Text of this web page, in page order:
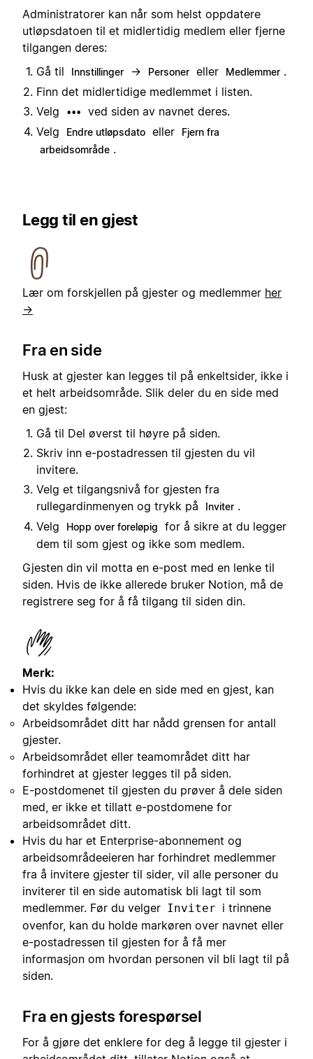
Administratorer kan når som helst oppdatere
utløpsdatoen til et midlertidig medlem eller fjerne
tilgangen deres:
Gå til
Innstillinger → Personer eller Medlemmer .
Finn det midlertidige medlemmet i listen.
Velg
•••
ved siden av navnet deres.
Velg
Endre utløpsdato eller
Fjern fra
arbeidsområde .
Legg til en gjest
Lær om forskjellen på gjester og medlemmer her
→
Fra en side
Husk at gjester kan legges til på enkeltsider, ikke i
et helt arbeidsområde. Slik deler du en side med
en gjest:
Gå til Del øverst til høyre på siden.
Skriv inn e-postadressen til gjesten du vil
invitere.
Velg et tilgangsnivå for gjesten fra
rullegardinmenyen og trykk på
Inviter .
Velg
Hopp over foreløpig
for å sikre at du legger
dem til som gjest og ikke som medlem.
Gjesten din vil motta en e-post med en lenke til
siden. Hvis de ikke allerede bruker Notion, må de
registrere seg for å få tilgang til siden din.
Merk:
Hvis du ikke kan dele en side med en gjest, kan
det skyldes følgende:
Arbeidsområdet ditt har nådd grensen for antall
gjester.
Arbeidsområdet eller teamområdet ditt har
forhindret at gjester legges til på siden.
E-postdomenet til gjesten du prøver å dele siden
med, er ikke et tillatt e-postdomene for
arbeidsområdet ditt.
Hvis du har et Enterprise-abonnement og
arbeidsområdeeieren har forhindret medlemmer
fra å invitere gjester til sider, vil alle personer du
inviterer til en side automatisk bli lagt til som
medlemmer. Før du velger Inviter i trinnene
ovenfor, kan du holde markøren over navnet eller
e-postadressen til gjesten for å få mer
informasjon om hvordan personen vil bli lagt til på
siden.
Fra en gjests forespørsel
For å gjøre det enklere for deg å legge til gjester i